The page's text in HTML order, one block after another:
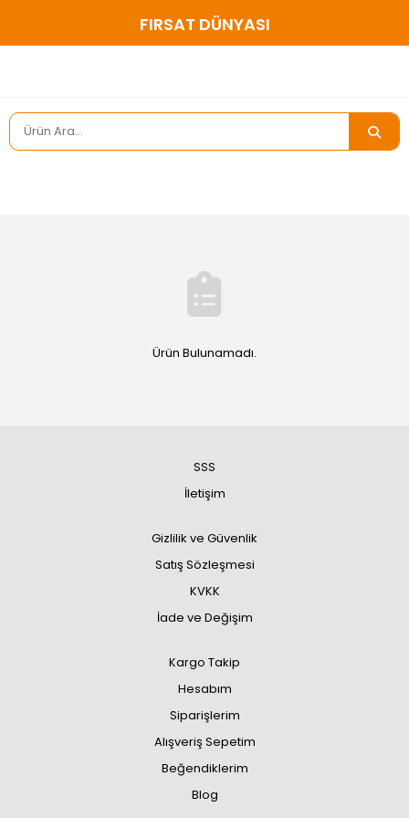
FIRSAT DÜNYASI
Ürün Bulunamadı.
SSS
İletişim
Gizlilik ve Güvenlik
Satış Sözleşmesi
KVKK
İade ve Değişim
Kargo Takip
Hesabım
Siparişlerim
Alışveriş Sepetim
Beğendiklerim
Blog